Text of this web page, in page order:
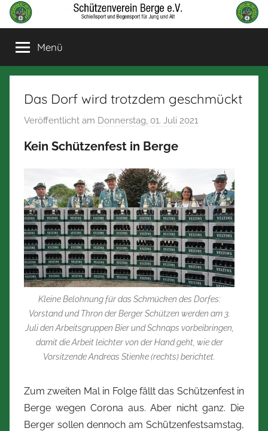
Zum
Inhalt
springenSchützenverein
Berge
und
Bogensport
für
Jung
Menü
Das Dorf wird trotzdem geschmückt
Veröffentlicht am Donnerstag, 01. Juli 2021
r
b
e
r
t
Z
m
e
r
a
n
Kein Schützenfest in Berge
Kleine Belohnung für das Schmücken des Dorfes:
Vorstand und Thron der Berger Schützen werden am 3.
Juli den Arbeitsgruppen Bier und Schnaps vorbeibringen,
damit die Arbeit leichter von der Hand geht, wie der
Vorsitzende Andreas Stienke (rechts) berichtet.
Zum zweiten Mal in Folge fällt das Schützenfest in
Berge wegen Corona aus. Aber nicht ganz. Die
Berger sollen dennoch am Schützenfestsamstag,